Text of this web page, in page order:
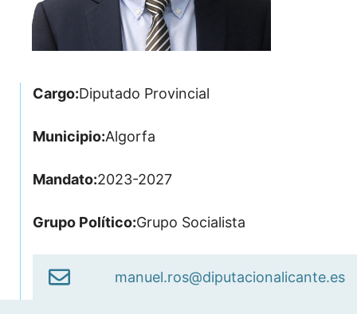
Cargo:Diputado Provincial
Municipio:Algorfa
Mandato:2023-2027
Grupo Político:Grupo Socialista
manuel.ros@diputacionalicante.es